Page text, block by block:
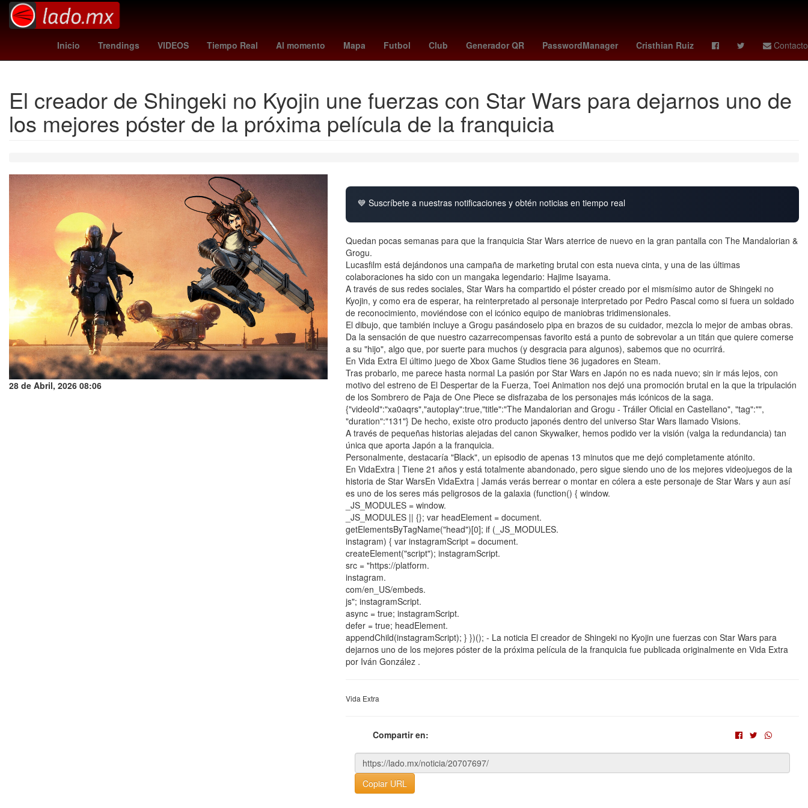
Inicio Trendings VIDEOS Tiempo Real Al momento Mapa Futbol Club Generador QR PasswordManager Cristhian Ruiz Contacto
colombia vs jordan Star Wars colombia - jordania 11 de junio Lana Del Rey españa vs peru elecciones coahuila prep coahuila 2026 Selección de fútbol de España cubs - giants
El creador de Shingeki no Kyojin une fuerzas con Star Wars para dejarnos uno de
los mejores póster de la próxima película de la franquicia
28 de Abril, 2026 08:06
💙 Suscríbete a nuestras notificaciones y obtén noticias en tiempo real
Quedan pocas semanas para que la franquicia Star Wars aterrice de nuevo en la gran pantalla con The Mandalorian &
Grogu.
Lucasfilm está dejándonos una campaña de marketing brutal con esta nueva cinta, y una de las últimas
colaboraciones ha sido con un mangaka legendario: Hajime Isayama.
A través de sus redes sociales, Star Wars ha compartido el póster creado por el mismísimo autor de Shingeki no
Kyojin, y como era de esperar, ha reinterpretado al personaje interpretado por Pedro Pascal como si fuera un soldado
de reconocimiento, moviéndose con el icónico equipo de maniobras tridimensionales.
El dibujo, que también incluye a Grogu pasándoselo pipa en brazos de su cuidador, mezcla lo mejor de ambas obras.
Da la sensación de que nuestro cazarrecompensas favorito está a punto de sobrevolar a un titán que quiere comerse
a su "hijo", algo que, por suerte para muchos (y desgracia para algunos), sabemos que no ocurrirá.
En Vida Extra El último juego de Xbox Game Studios tiene 36 jugadores en Steam.
Tras probarlo, me parece hasta normal La pasión por Star Wars en Japón no es nada nuevo; sin ir más lejos, con
motivo del estreno de El Despertar de la Fuerza, Toei Animation nos dejó una promoción brutal en la que la tripulación
de los Sombrero de Paja de One Piece se disfrazaba de los personajes más icónicos de la saga.
{"videoId":"xa0aqrs","autoplay":true,"title":"The Mandalorian and Grogu - Tráiler Oficial en Castellano", "tag":"",
"duration":"131"} De hecho, existe otro producto japonés dentro del universo Star Wars llamado Visions.
A través de pequeñas historias alejadas del canon Skywalker, hemos podido ver la visión (valga la redundancia) tan
única que aporta Japón a la franquicia.
Personalmente, destacaría "Black", un episodio de apenas 13 minutos que me dejó completamente atónito.
En VidaExtra | Tiene 21 años y está totalmente abandonado, pero sigue siendo uno de los mejores videojuegos de la
historia de Star WarsEn VidaExtra | Jamás verás berrear o montar en cólera a este personaje de Star Wars y aun así
es uno de los seres más peligrosos de la galaxia (function() { window.
_JS_MODULES = window.
_JS_MODULES || {}; var headElement = document.
getElementsByTagName("head")[0]; if (_JS_MODULES.
instagram) { var instagramScript = document.
createElement("script"); instagramScript.
src = "https://platform.
instagram.
com/en_US/embeds.
js"; instagramScript.
async = true; instagramScript.
defer = true; headElement.
appendChild(instagramScript); } })(); - La noticia El creador de Shingeki no Kyojin une fuerzas con Star Wars para
dejarnos uno de los mejores póster de la próxima película de la franquicia fue publicada originalmente en Vida Extra
por Iván González .
Vida Extra
Compartir en:
Copiar URL